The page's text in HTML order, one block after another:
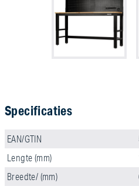
Specificaties
EAN/GTIN
Lengte (mm)
Breedte/ (mm)